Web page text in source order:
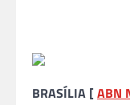
BRASÍLIA [ABN